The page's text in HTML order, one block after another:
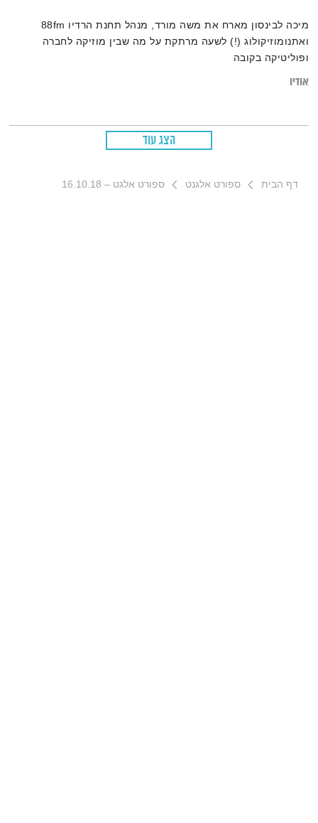
מיכה לבינסון מארח את משה מורד, מנהל תחנת הרדיו 88fm
ואתנומוזיקולוג (!) לשעה מרתקת על מה שבין מוזיקה לחברה
ופוליטיקה בקובה
אודיו
הצג עוד
דף הבית ספורט אלגנט ספורט אלגט – 16.10.18